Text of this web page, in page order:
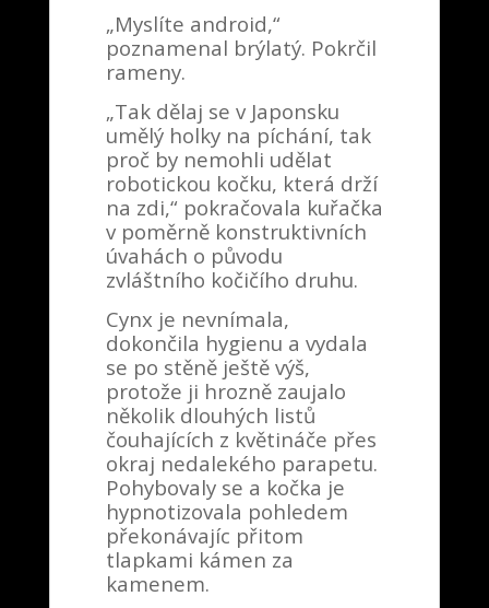
„Myslíte android,“
poznamenal brýlatý. Pokrčil
rameny.
„Tak dělaj se v Japonsku
umělý holky na píchání, tak
proč by nemohli udělat
robotickou kočku, která drží
na zdi,“ pokračovala kuřačka
v poměrně konstruktivních
úvahách o původu
zvláštního kočičího druhu.
Cynx je nevnímala,
dokončila hygienu a vydala
se po stěně ještě výš,
protože ji hrozně zaujalo
několik dlouhých listů
čouhajících z květináče přes
okraj nedalekého parapetu.
Pohybovaly se a kočka je
hypnotizovala pohledem
překonávajíc přitom
tlapkami kámen za
kamenem.